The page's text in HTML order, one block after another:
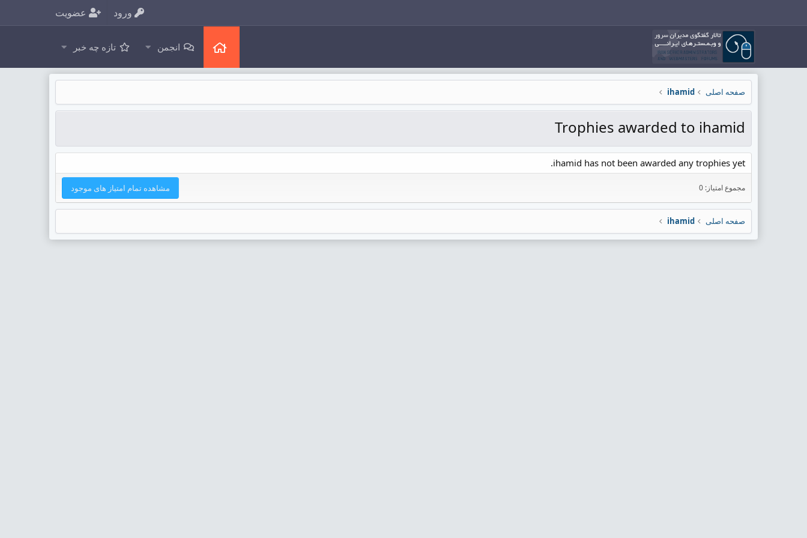
ورود عضویت
انجمن تازه چه خبر
صفحه اصلی ihamid
Trophies awarded to ihamid
ihamid has not been awarded any trophies yet.
مجموع امتیاز: 0 مشاهده تمام امتیاز های موجود
صفحه اصلی ihamid